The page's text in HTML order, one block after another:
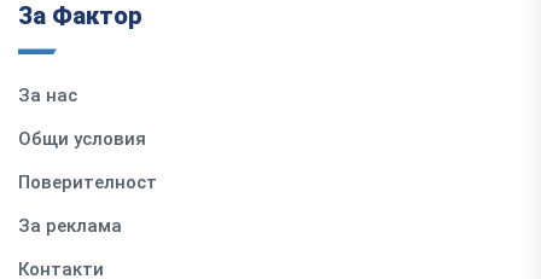
За Фактор
За нас
Общи условия
Поверителност
За реклама
Контакти